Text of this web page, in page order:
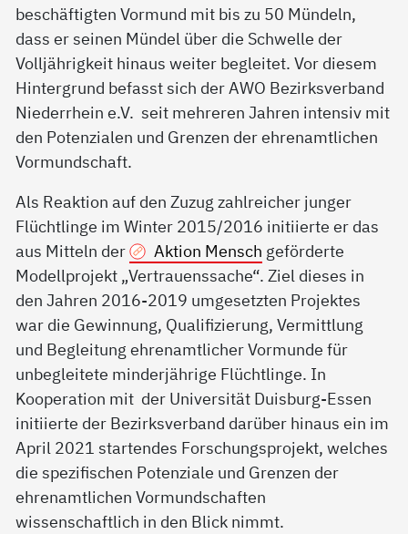
beschäftigten Vormund mit bis zu 50 Mündeln,
dass er seinen Mündel über die Schwelle der
Volljährigkeit hinaus weiter begleitet. Vor diesem
Hintergrund befasst sich der AWO Bezirksverband
Niederrhein e.V. seit mehreren Jahren intensiv mit
den Potenzialen und Grenzen der ehrenamtlichen
Vormundschaft.
Als Reaktion auf den Zuzug zahlreicher junger
Flüchtlinge im Winter 2015/2016 initiierte er das
aus Mitteln der
Aktion Mensch geförderte
Modellprojekt „Vertrauenssache“. Ziel dieses in
den Jahren 2016-2019 umgesetzten Projektes
war die Gewinnung, Qualifizierung, Vermittlung
und Begleitung ehrenamtlicher Vormunde für
unbegleitete minderjährige Flüchtlinge. In
Kooperation mit der Universität Duisburg-Essen
initiierte der Bezirksverband darüber hinaus ein im
April 2021 startendes Forschungsprojekt, welches
die spezifischen Potenziale und Grenzen der
ehrenamtlichen Vormundschaften
wissenschaftlich in den Blick nimmt.